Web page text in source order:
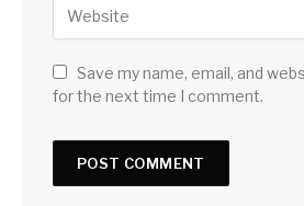
Save my name, email, and
for the next time I comment.